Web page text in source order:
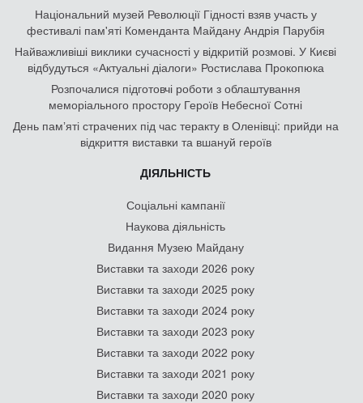
Національний музей Революції Гідності взяв участь у
фестивалі пам'яті Коменданта Майдану Андрія Парубія
Найважливіші виклики сучасності у відкритій розмові. У Києві
відбудуться «Актуальні діалоги» Ростислава Прокопюка
Розпочалися підготовчі роботи з облаштування
меморіального простору Героїв Небесної Сотні
День памʼяті страчених під час теракту в Оленівці: прийди на
відкриття виставки та вшануй героїв
ДІЯЛЬНІСТЬ
Соціальні кампанії
Наукова діяльність
Видання Музею Майдану
Виставки та заходи 2026 року
Виставки та заходи 2025 року
Виставки та заходи 2024 року
Виставки та заходи 2023 року
Виставки та заходи 2022 року
Виставки та заходи 2021 року
Виставки та заходи 2020 року